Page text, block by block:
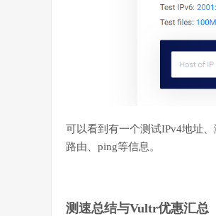
可以看到有一个测试IPv4地址
路由、ping等信息。
测速总结与Vultr优惠汇总